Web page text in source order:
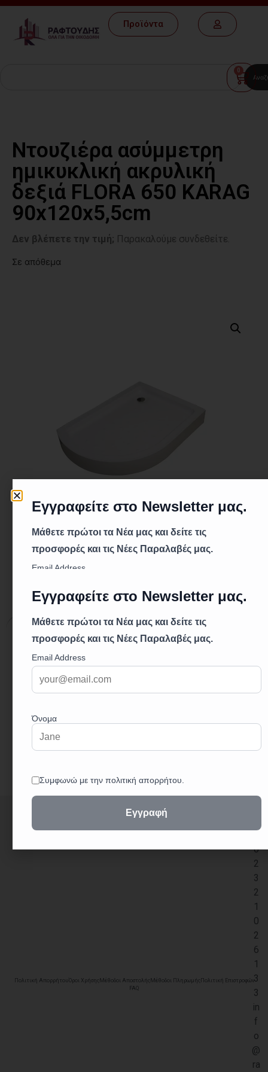
Προϊόντα
0
Ντουζιέρα ασύμμετρη
ημικυκλική ακρυλική
δεξιά FLORA 650 KARAG
90x120x5,5cm
Δεν βλέπετε την τιμή; Παρακαλούμε συνδεθείτε.
Σε απόθεμα
Περιγραφή Επιπλέον πληροφορίες
Περιγραφή
Οπή βαλβίδαςØ
Συνδυάζεται μόνο με την βαλβίδα
Πολιτική ΑπορρήτουΌροι Χρήσης Μέθοδοι Αποστολής Μέθοδοι Πληρωμής Πολιτική Επιστροφών
FAQ
0
2
3
2
1
0
2
6
1
3
3
in
f
o
@
ra